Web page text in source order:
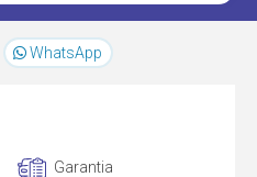
WhatsApp
Garantia